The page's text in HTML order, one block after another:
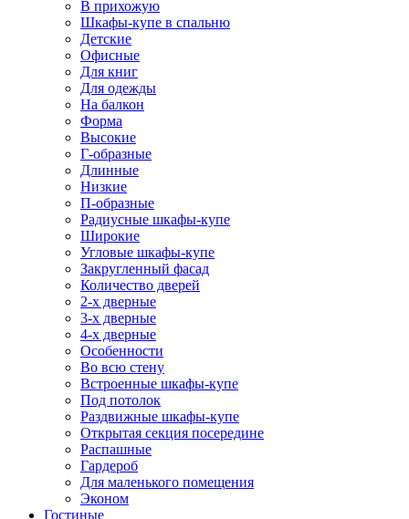
В прихожую
Шкафы-купе в спальню
Детские
Офисные
Для книг
Для одежды
На балкон
Форма
Высокие
Г-образные
Длинные
Низкие
П-образные
Радиусные шкафы-купе
Широкие
Угловые шкафы-купе
Закругленный фасад
Количество дверей
2-х дверные
3-х дверные
4-х дверные
Особенности
Во всю стену
Встроенные шкафы-купе
Под потолок
Раздвижные шкафы-купе
Открытая секция посередине
Распашные
Гардероб
Для маленького помещения
Эконом
Гостиные